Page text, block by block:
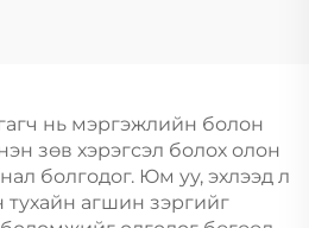
нь мэргэжлийн болон
зөв хэрэгсэл болох олон
болгодог. Юм уу, эхлээд л
агшин зэргийг